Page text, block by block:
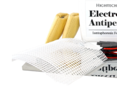
prídavnými adaptérmi
liečiť aj
chrbta, zadku, hrudníka
vrátenia peňazív
expresnádopravapo